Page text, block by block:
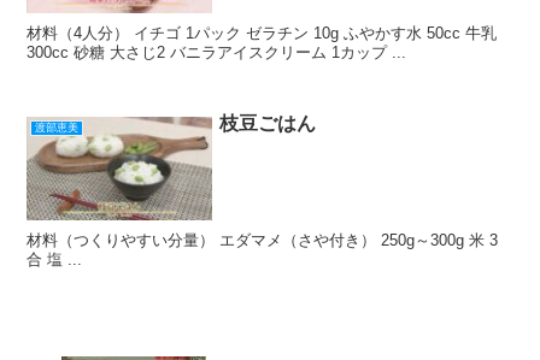
材料（4人分） イチゴ 1パック ゼラチン 10g ふやかす水 50cc 牛乳
300cc 砂糖 大さじ2 バニラアイスクリーム 1カップ ...
渡部恵美 枝豆ごはん
材料（つくりやすい分量） エダマメ（さや付き） 250g～300g 米 3
合 塩 ...